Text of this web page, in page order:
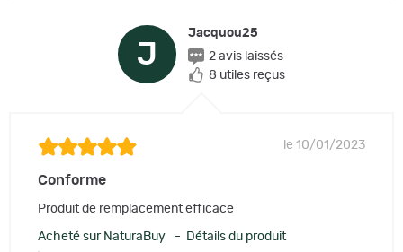
J
Jacquou25
2 avis laissés
8 utiles reçus
le 10/01/2023
Conforme
Produit de remplacement efficace
Acheté sur NaturaBuy – Détails du produit